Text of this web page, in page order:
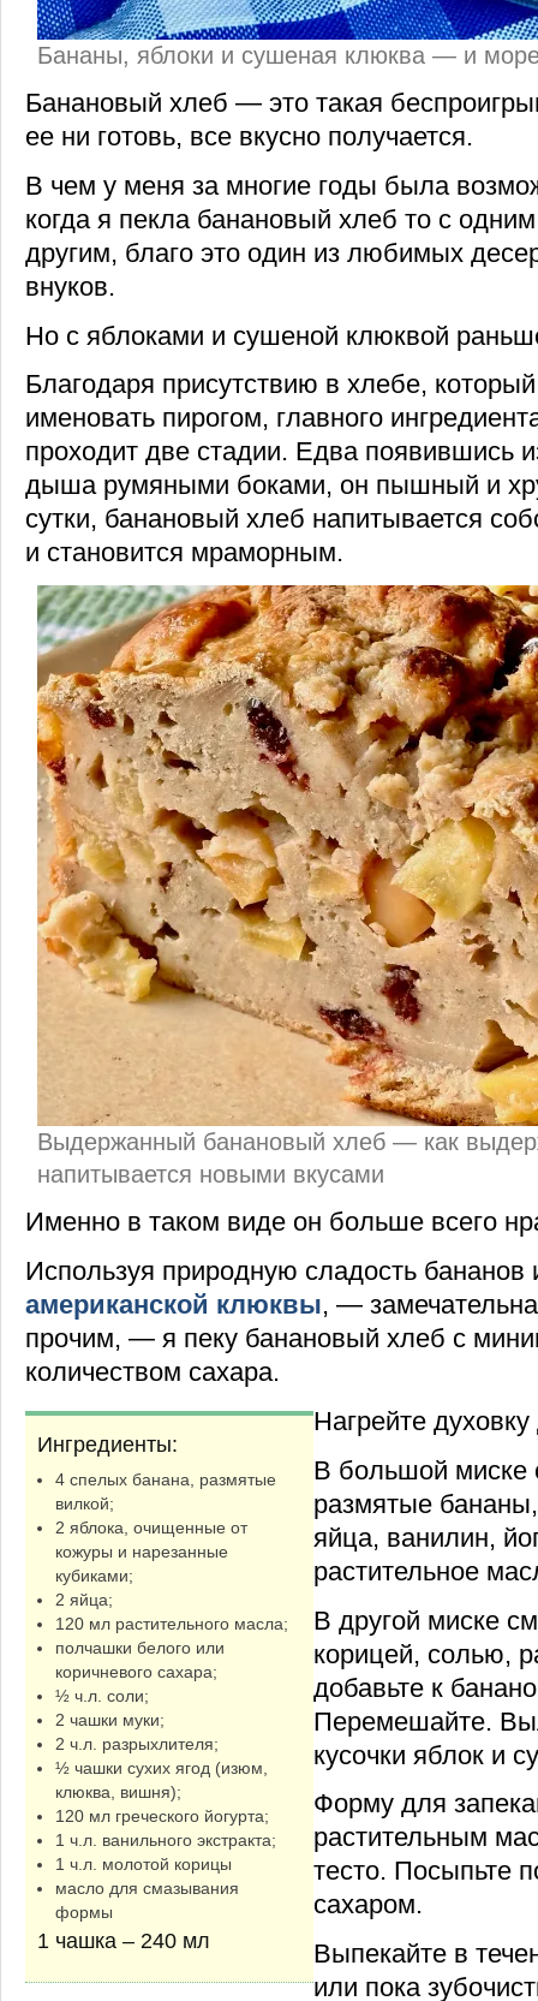
Бананы, яблоки и сушеная клюква — и
Банановый хлеб — это такая
ее ни готовь, все вкусно получается.
В чем у меня за многие годы была
когда я пекла банановый хлеб то с
другим, благо это один из любимых
внуков.
Но с яблоками и сушеной клюквой
Благодаря присутствию в хлебе,
именовать пирогом, главного
проходит две стадии. Едва появившись
дыша румяными боками, он пышный и
сутки, банановый хлеб напитывается
и становится мраморным.
Выдержанный банановый хлеб — как
напитывается новыми вкусами
Именно в таком виде он больше всего
Используя природную сладость бананов
американской клюквы, —
прочим, — я пеку банановый хлеб с
количеством сахара.
Ингредиенты:
4 спелых банана, размятые
вилкой;
2 яблока, очищенные от
кожуры и нарезанные
кубиками;
2 яйца;
120 мл растительного масла;
полчашки белого или
коричневого сахара;
½ ч.л. соли;
2 чашки муки;
2 ч.л. разрыхлителя;
½ чашки сухих ягод (изюм,
клюква, вишня);
120 мл греческого йогурта;
1 ч.л. ванильного экстракта;
1 ч.л. молотой корицы
масло для смазывания
формы
1 чашка – 240 мл
Нагрейте
В большой миске
размятые
яйца, ванилин,
растительное
В другой миске
корицей, солью,
добавьте к
Перемешайте.
кусочки яблок и
Форму для
растительным
тесто. Посыпьте
сахаром.
Выпекайте в
или пока